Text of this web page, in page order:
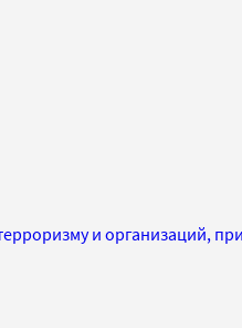
и организаций,